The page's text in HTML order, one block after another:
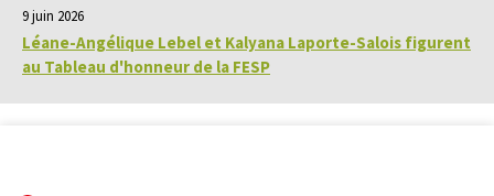
9 juin 2026
Léane-Angélique Lebel et Kalyana Laporte-Salois figurent
au Tableau d'honneur de la FESP